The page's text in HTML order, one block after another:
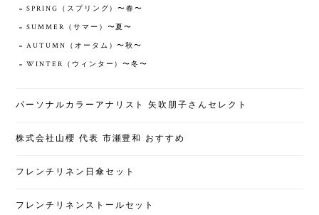
SPRING（スプリング）〜春〜
SUMMER（サマー）〜夏〜
AUTUMN（オータム）〜秋〜
WINTER（ウィンター）〜冬〜
パーソナルカラーアナリスト 矢吹朋子さんセレクト
株式会社山櫻 代表 市瀬豊和 おすすめ
フレンチリネン日傘セット
フレンチリネンストールセット